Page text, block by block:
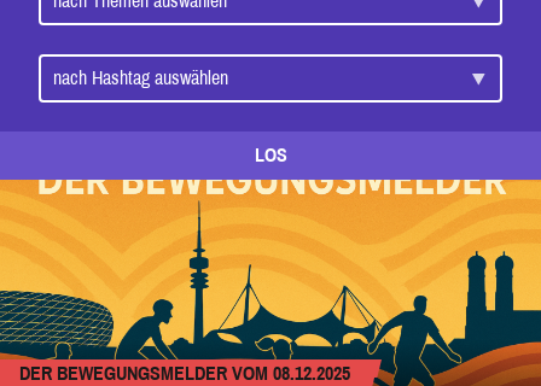
LOS
DER BEWEGUNGSMELDER VOM 08.12.2025